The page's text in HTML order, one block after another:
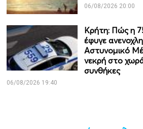
06/08/2026 20:00
Κρήτη: Πώς η
έφυγε
Αστυνομικό
νεκρή στο
συνθήκες
06/08/2026 19:40